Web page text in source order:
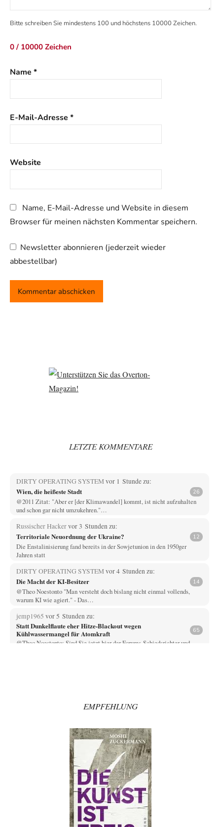
Bitte schreiben Sie mindestens 100 und höchstens 10000 Zeichen.
0 / 10000 Zeichen
Name *
E-Mail-Adresse *
Website
Name, E-Mail-Adresse und Website in diesem
Browser für meinen nächsten Kommentar speichern.
Newsletter abonnieren (jederzeit wieder
abbestellbar)
LETZTE KOMMENTARE
DIRTY OPERATING SYSTEMvor 1 Stunde zu:
Wien, die heißeste Stadt 26
@2011 Zitat: "Aber er [der Klimawandel] kommt, ist nicht aufzuhalten
und schon gar nicht umzukehren."…
Russischer Hackervor 3 Stunden zu:
Territoriale Neuordnung der Ukraine? 12
Die Enstalinisierung fand bereits in der Sowjetunion in den 1950ger
Jahren statt
DIRTY OPERATING SYSTEMvor 4 Stunden zu:
Die Macht der KI-Besitzer 14
@Theo Noestonto "Man versteht doch bislang nicht einmal vollends,
warum KI wie agiert." - Das…
jemp1965 vor 5 Stunden zu:
Statt Dunkelflaute eher Hitze-Blackout wegen
Kühlwassermangel für Atomkraft
65
@Theo Noestonto: Sind Sie jetzt hier der Forums-Schiedsrichter und
Ihr Kommentar ist ja just genau so einseitig, wie Sie es Zuckermann hier
vor 9 Stunden zu:
Wacht Deutschland nun in dem Krieg auf, den es seit Jahren
maßgeblich unterstützt?
Monarch Programm: Angeblich geht es auf die alten Ägypter zurück. Die
Priester haben den Pharao…
vor 11 Stunden zu:
Rechts- oder Linksträger?
EMPFEHLUNG